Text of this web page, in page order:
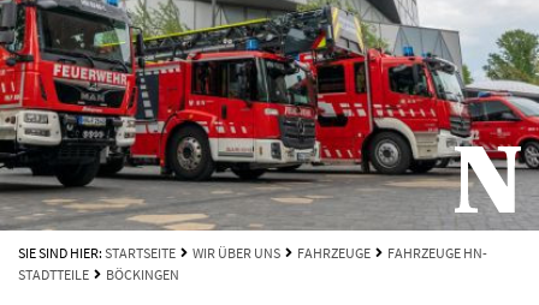
SIE SIND HIER: STARTSEITE WIR ÜBER UNS FAHRZEUGE
FAHRZEUGE HN-
STADTTEILE
BÖCKINGEN